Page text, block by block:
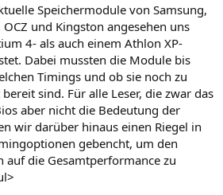
Speichermodule von Samsung,
OCZ und Kingston angesehen uns
4- als auch einem Athlon XP-
Dabei mussten die Module bis
Timings und ob sie noch zu
sind. Für alle Leser, die zwar das
aber nicht die Bedeutung der
wir darüber hinaus einen Riegel in
gebencht, um den
auf die Gesamtperformance zu